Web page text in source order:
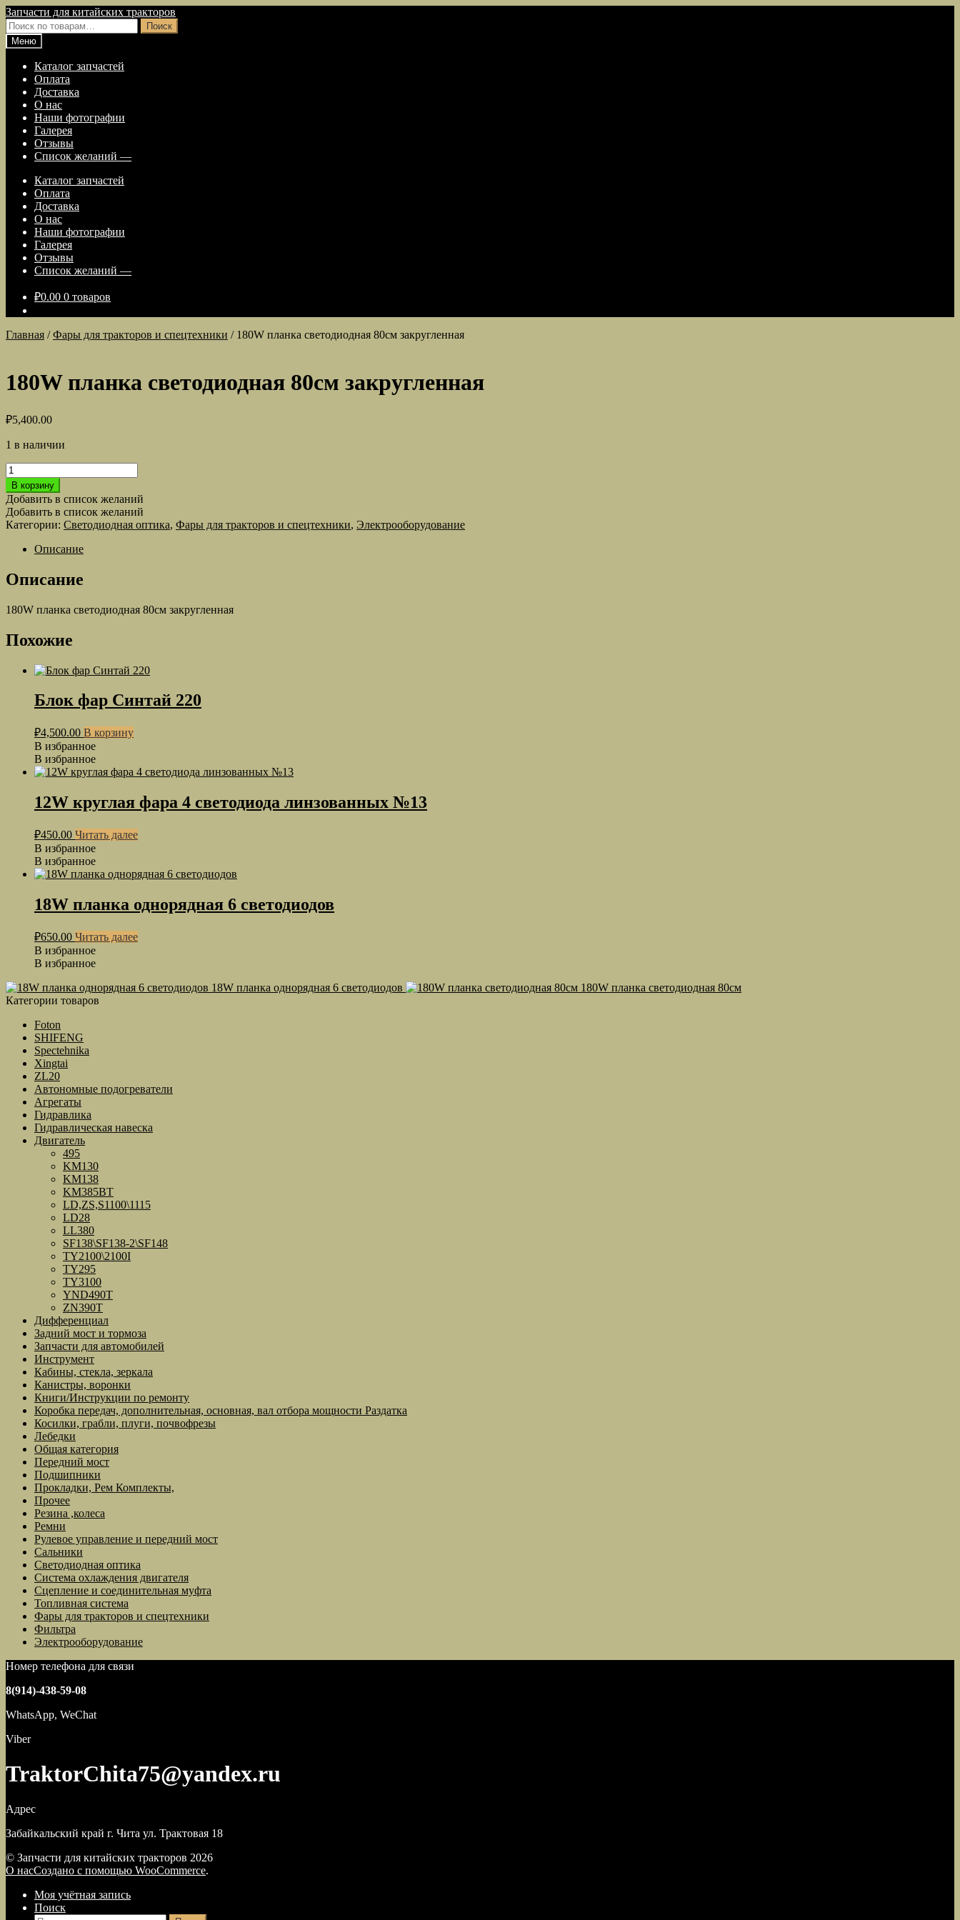
Перейти
к
навигации
Перейти
к
содержимому
Запчасти для китайских тракторов
Искать:
Поиск
Меню
Каталог запчастей
Оплата
Доставка
О нас
Наши фотографии
Галерея
Отзывы
Список желаний —
Каталог запчастей
Оплата
Доставка
О нас
Наши фотографии
Галерея
Отзывы
Список желаний —
₽0.00 0 товаров
Главная /Фары для тракторов и спецтехники / 180W планка светодиодная 80см закругленная
180W планка светодиодная 80см закругленная
₽5,400.00
1 в наличии
Количество
товара
180W
планка
светодиодная
80см
закругленная
В корзину
Добавить в список желаний
Добавить в список желаний
Категории: Светодиодная оптика, Фары для тракторов и спецтехники, Электрооборудование
Описание
Описание
180W планка светодиодная 80см закругленная
Похожие
Блок фар Синтай 220
₽4,500.00 В корзину
В избранное
В избранное
12W круглая фара 4 светодиода линзованных №13
₽450.00 Читать далее
В избранное
В избранное
18W планка однорядная 6 светодиодов
₽650.00 Читать далее
В избранное
В избранное
18W планка однорядная 6 светодиодов
180W планка светодиодная 80см
Категории товаров
Foton
SHIFENG
Spectehnika
Xingtai
ZL20
Автономные подогреватели
Агрегаты
Гидравлика
Гидравлическая навеска
Двигатель
495
KM130
KM138
KM385BT
LD,ZS,S1100\1115
LD28
LL380
SF138\SF138-2\SF148
TY2100\2100I
TY295
TY3100
YND490T
ZN390T
Дифференциал
Задний мост и тормоза
Запчасти для автомобилей
Инструмент
Кабины, стекла, зеркала
Канистры, воронки
Книги/Инструкции по ремонту
Коробка передач, дополнительная, основная, вал отбора мощности Раздатка
Косилки, грабли, плуги, почвофрезы
Лебедки
Общая категория
Передний мост
Подшипники
Прокладки, Рем Комплекты,
Прочее
Резина ,колеса
Ремни
Рулевое управление и передний мост
Сальники
Светодиодная оптика
Система охлаждения двигателя
Сцепление и соединительная муфта
Топливная система
Фары для тракторов и спецтехники
Фильтра
Электрооборудование
Номер телефона для связи
8(914)-438-59-08
WhatsApp, WeChat
Viber
TraktorChita75@yandex.ru
Адрес
Забайкальский край г. Чита ул. Трактовая 18
© Запчасти для китайских тракторов 2026
О насСоздано с помощью WooCommerce.
Моя учётная запись
Поиск